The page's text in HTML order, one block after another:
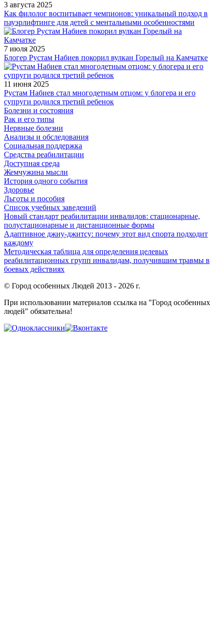
3 августа 2025
Как филолог воспитывает чемпионов: уникальный подход в
пауэрлифтинге для детей с ментальными особенностями
7 июля 2025
Блогер Рустам Набиев покорил вулкан Горелый на Камчатке
11 июня 2025
Рустам Набиев стал многодетным отцом: у блогера и его
супруги родился третий ребенок
Болезни и состояния
Рак и его типы
Нервные болезни
Анализы и обследования
Социальная поддержка
Средства реабилитации
Доступная среда
Жемчужина мысли
История одного события
Здоровье
Льготы и пособия
Список учебных заведений
Новый стандарт реабилитации инвалидов: стационарные,
полустационарные и дистанционные формы
Адаптивное джиу-джитсу: почему этот вид спорта подходит
каждому
Методическая таблица для определения целевых
реабилитационных групп инвалидам, получившим травмы в
боевых действиях
© Город особенных Людей 2013 - 2026 г.
При использовании материалов ссылка на "Город особенных
людей" обязательна!